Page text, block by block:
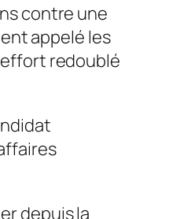
contre une
appelé les
effort redoublé
depuis la